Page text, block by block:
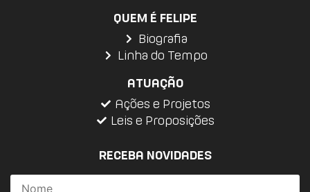
QUEM É FELIPE
Biografia
Linha do Tempo
ATUAÇÃO
Ações e Projetos
Leis e Proposições
RECEBA NOVIDADES